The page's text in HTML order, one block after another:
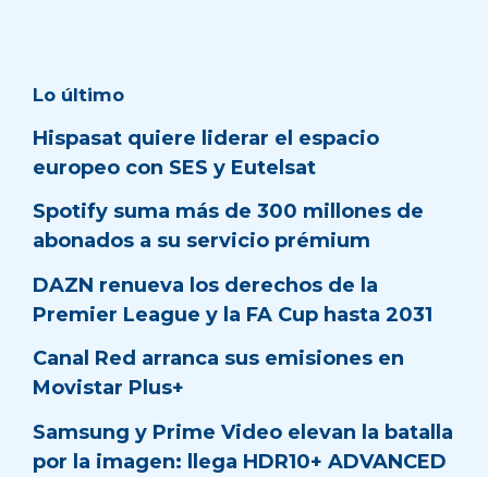
Lo último
Hispasat quiere liderar el espacio
europeo con SES y Eutelsat
Spotify suma más de 300 millones de
abonados a su servicio prémium
DAZN renueva los derechos de la
Premier League y la FA Cup hasta 2031
Canal Red arranca sus emisiones en
Movistar Plus+
Samsung y Prime Video elevan la batalla
por la imagen: llega HDR10+ ADVANCED